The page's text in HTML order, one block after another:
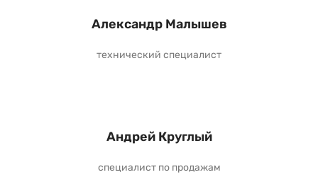
Александр Малышев
технический специалист
Андрей Круглый
специалист по продажам